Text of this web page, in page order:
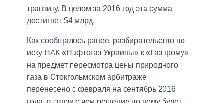
транзиту. В целом за 2016 год эта сумма
достигнет $4 млрд.
Как сообщалось ранее, разбирательство по
иску НАК «Нафтогаз Украины» к «Газпрому»
на предмет пересмотра цены природного
газа в Стокгольмском арбитраже
перенесено с февраля на сентябрь 2016